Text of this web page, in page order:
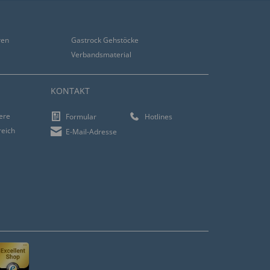
Gastrock Gehstöcke
Verbandsmaterial
KONTAKT
Formular
Hotlines
E-Mail-Adresse